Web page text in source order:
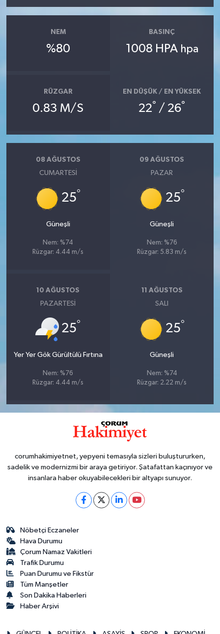
NEM
%80
BASINÇ
1008 HPA hpa
RÜZGAR
0.83 M/S
EN DÜŞÜK / EN YÜKSEK
22° / 26°
08 AĞUSTOS
CUMARTESI
25°
Güneşli
Nem: %74
Rüzgar: 4.44 m/s
09 AĞUSTOS
PAZAR
25°
Güneşli
Nem: %76
Rüzgar: 5.83 m/s
10 AĞUSTOS
PAZARTESI
25°
Yer Yer Gök Gürültülü Fırtına
Nem: %76
Rüzgar: 4.44 m/s
11 AĞUSTOS
SALI
25°
Güneşli
Nem: %74
Rüzgar: 2.22 m/s
corumhakimiyetnet, yepyeni temasıyla sizleri buluştururken,
sadelik ve modernizmi bir araya getiriyor. Şatafattan kaçınıyor ve
insanlara haber okuyabilecekleri bir altyapı sunuyor.
Nöbetçi Eczaneler
Hava Durumu
Çorum Namaz Vakitleri
Trafik Durumu
Puan Durumu ve Fikstür
Tüm Manşetler
Son Dakika Haberleri
Haber Arşivi